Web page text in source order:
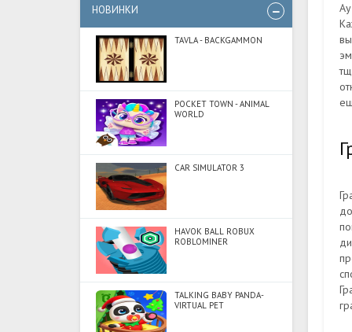
НОВИНКИ
TAVLA - BACKGAMMON
POCKET TOWN - ANIMAL
WORLD
CAR SIMULATOR 3
HAVOK BALL ROBUX
ROBLOMINER
TALKING BABY PANDA-
VIRTUAL PET